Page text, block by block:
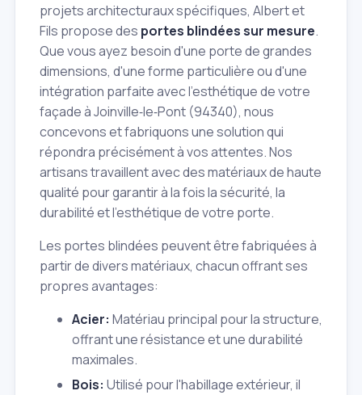
projets architecturaux spécifiques, Albert et
Fils propose des portes blindées sur mesure.
Que vous ayez besoin d'une porte de grandes
dimensions, d'une forme particulière ou d'une
intégration parfaite avec l'esthétique de votre
façade à Joinville‑le‑Pont (94340), nous
concevons et fabriquons une solution qui
répondra précisément à vos attentes. Nos
artisans travaillent avec des matériaux de haute
qualité pour garantir à la fois la sécurité, la
durabilité et l'esthétique de votre porte.
Les portes blindées peuvent être fabriquées à
partir de divers matériaux, chacun offrant ses
propres avantages:
Acier: Matériau principal pour la structure,
offrant une résistance et une durabilité
maximales.
Bois: Utilisé pour l'habillage extérieur, il